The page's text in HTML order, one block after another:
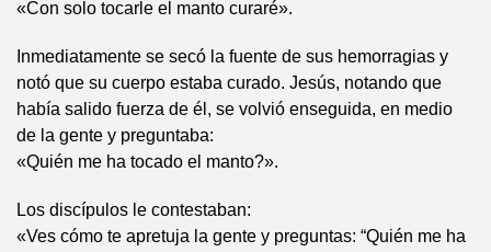
«Con solo tocarle el manto curaré».
Inmediatamente se secó la fuente de sus hemorragias y
notó que su cuerpo estaba curado. Jesús, notando que
había salido fuerza de él, se volvió enseguida, en medio
de la gente y preguntaba:
«Quién me ha tocado el manto?».
Los discípulos le contestaban:
«Ves cómo te apretuja la gente y preguntas: “Quién me ha